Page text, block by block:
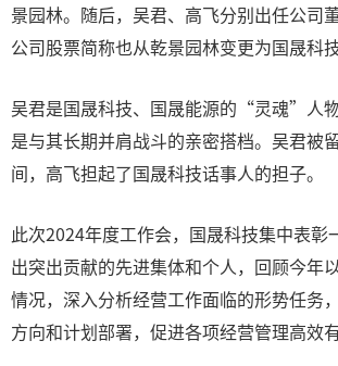
景园林。随后，吴君、高飞分别出任公司
公司股票简称也从乾景园林变更为国晟科技
吴君是国晟科技、国晟能源的“灵魂”人
是与其长期并肩战斗的亲密搭档。吴君被
间，高飞担起了国晟科技话事人的担子。
此次2024年度工作会，国晟科技集中表彰
出突出贡献的先进集体和个人，回顾今年
情况，深入分析经营工作面临的形势任务
方向和计划部署，促进各项经营管理高效